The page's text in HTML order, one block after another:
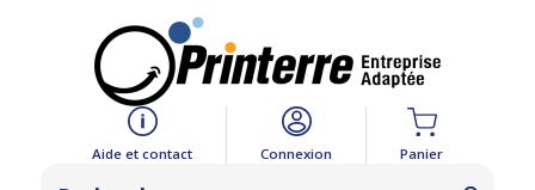
Aide et contact Connexion Panier